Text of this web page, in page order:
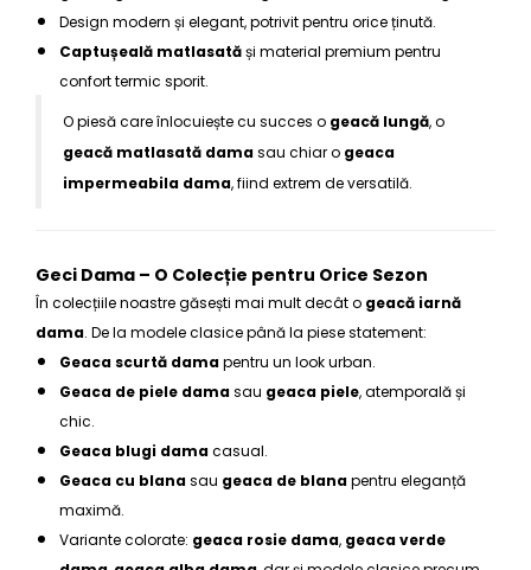
Design modern și elegant, potrivit pentru orice ținută.
Captușeală matlasatăși material premium pentru
confort termic sporit.
O piesă care înlocuiește cu succes o geacă lungă, o
geacă matlasată damasau chiar o geaca
impermeabila dama, fiind extrem de versatilă.
Geci Dama – O Colecție pentru Orice Sezon
În colecțiile noastre găsești mai mult decât o geacă iarnă
dama. De la modele clasice până la piese statement:
Geaca scurtă damapentru un look urban.
Geaca de piele damasau geaca piele, atemporală și
chic.
Geaca blugi damacasual.
Geaca cu blanasau geaca de blanapentru eleganță
maximă.
Variante colorate: geaca rosie dama, geaca verde